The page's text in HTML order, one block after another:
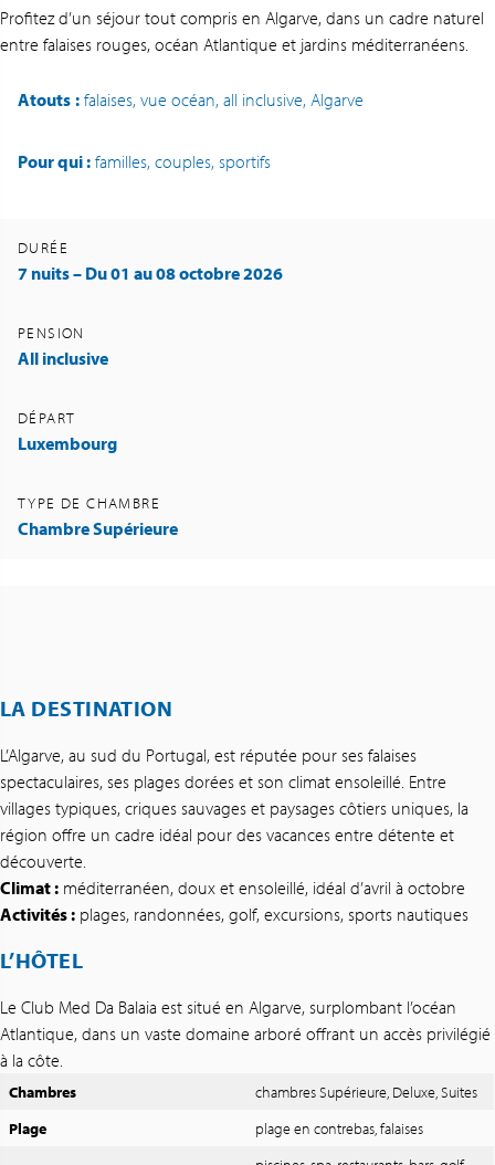
Profitez d’un séjour tout compris en Algarve, dans un cadre naturel
entre falaises rouges, océan Atlantique et jardins méditerranéens.
Atouts : falaises, vue océan, all inclusive, Algarve
Pour qui : familles, couples, sportifs
DURÉE
7 nuits – Du 01 au 08 octobre 2026
PENSION
All inclusive
DÉPART
Luxembourg
TYPE DE CHAMBRE
Chambre Supérieure
LA DESTINATION
L’Algarve, au sud du Portugal, est réputée pour ses falaises
spectaculaires, ses plages dorées et son climat ensoleillé. Entre
villages typiques, criques sauvages et paysages côtiers uniques, la
région offre un cadre idéal pour des vacances entre détente et
découverte.
Climat : méditerranéen, doux et ensoleillé, idéal d’avril à octobre
Activités : plages, randonnées, golf, excursions, sports nautiques
L’HÔTEL
Le Club Med Da Balaia est situé en Algarve, surplombant l’océan
Atlantique, dans un vaste domaine arboré offrant un accès privilégié
à la côte.
Chambres
chambres Supérieure, Deluxe, Suites
Plage
plage en contrebas, falaises